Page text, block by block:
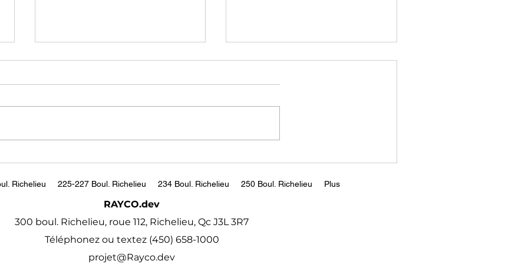
A broad selection of
210,000 online video
Jordan Peterson: The
Richelieu 225-227 Boul. Richelieu 234 Boul. Richelieu 250 Boul. Richelieu Plus
RAYCO.dev
300 boul. Richelieu, roue 112, Richelieu, Qc J3L 3R7
Téléphonez ou textez (450) 658-1000
projet@Rayco.dev